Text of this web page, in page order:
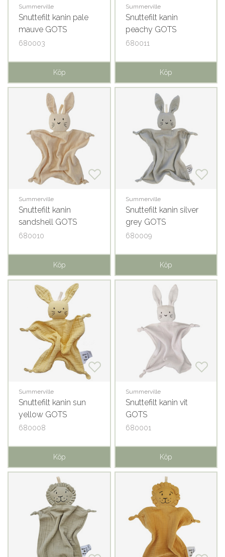
Summerville
Snuttefilt kanin pale
mauve GOTS
680003
Köp
Summerville
Snuttefilt kanin
peachy GOTS
680011
Köp
Summerville
Snuttefilt kanin
sandshell GOTS
680010
Köp
Summerville
Snuttefilt kanin silver
grey GOTS
680009
Köp
Summerville
Snuttefilt kanin sun
yellow GOTS
680008
Köp
Summerville
Snuttefilt kanin vit
GOTS
680001
Köp